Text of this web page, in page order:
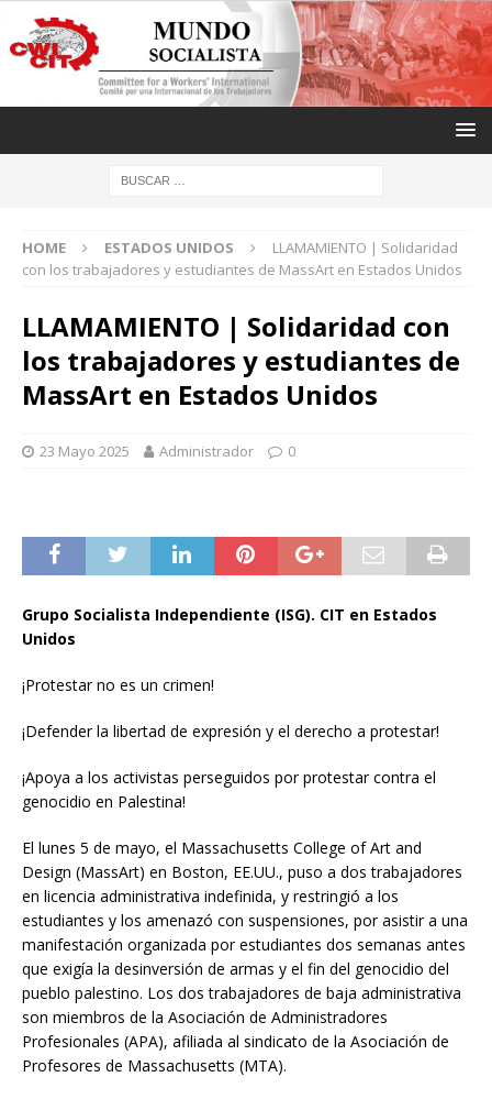
HOME ESTADOS UNIDOS
LLAMAMIENTO | Solidaridad
con los trabajadores y estudiantes de MassArt en Estados Unidos
LLAMAMIENTO | Solidaridad con
los trabajadores y estudiantes de
MassArt en Estados Unidos
23 Mayo 2025 Administrador 0
Grupo Socialista Independiente (ISG). CIT en Estados
Unidos
¡Protestar no es un crimen!
¡Defender la libertad de expresión y el derecho a protestar!
¡Apoya a los activistas perseguidos por protestar contra el
genocidio en Palestina!
El lunes 5 de mayo, el Massachusetts College of Art and
Design (MassArt) en Boston, EE.UU., puso a dos trabajadores
en licencia administrativa indefinida, y restringió a los
estudiantes y los amenazó con suspensiones, por asistir a una
manifestación organizada por estudiantes dos semanas antes
que exigía la desinversión de armas y el fin del genocidio del
pueblo palestino. Los dos trabajadores de baja administrativa
son miembros de la Asociación de Administradores
Profesionales (APA), afiliada al sindicato de la Asociación de
Profesores de Massachusetts (MTA).